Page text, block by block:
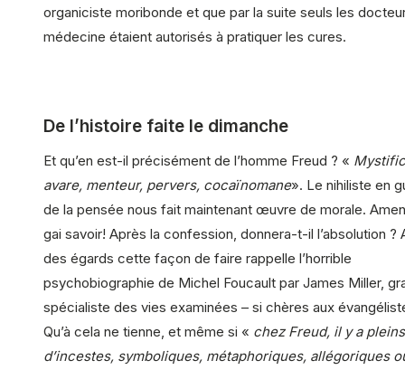
organiciste moribonde et que par la suite seuls les
médecine étaient autorisés à pratiquer les cures.
De l’histoire faite le dimanche
Et qu’en est-il précisément de l’homme Freud ? «
avare, menteur, pervers, cocaïnomane». Le nihiliste en
de la pensée nous fait maintenant œuvre de morale.
gai savoir! Après la confession, donnera-t-il l’absolution ?
des égards cette façon de faire rappelle l’horrible
psychobiographie de Michel Foucault par James Miller,
spécialiste des vies examinées – si chères aux
Qu’à cela ne tienne, et même si « chez Freud, il y a pleins
d’incestes, symboliques, métaphoriques, allégoriques